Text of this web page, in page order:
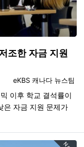
조한 자금 지원
등록자
eKBS 캐나다 뉴스팀
이후 학교 결석률이
은 자금 지원 문제가